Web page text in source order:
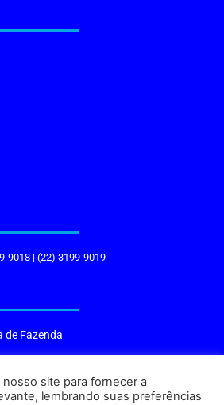
9018 | (22) 3199-9019
de Fazenda
site para fornecer a
lembrando suas preferências